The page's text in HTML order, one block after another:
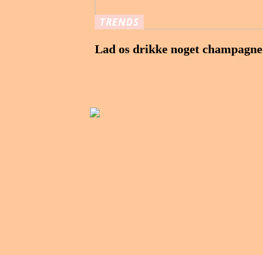
TRENDS
Lad os drikke noget champagne